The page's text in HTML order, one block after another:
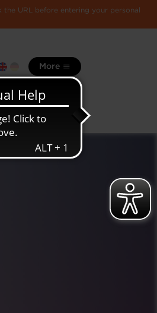
URL before entering your personal
More
Luxembourg
economy